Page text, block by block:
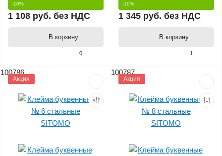
0
-10%
1 108 руб. без НДС
В корзину
1
-10%
1 345 руб. без НДС
В корзину
100786
Акция
100787
Акция